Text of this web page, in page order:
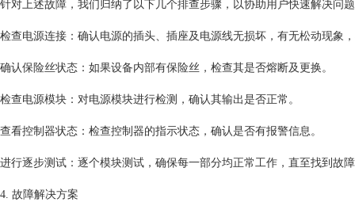
针对上述故障，我们归纳了以下几个排查步骤，以协助用户快速解决问
检查电源连接：确认电源的插头、插座及电源线无损坏，有无松动现象
确认保险丝状态：如果设备内部有保险丝，检查其是否熔断及更换。
检查电源模块：对电源模块进行检测，确认其输出是否正常。
查看控制器状态：检查控制器的指示状态，确认是否有报警信息。
进行逐步测试：逐个模块测试，确保每一部分均正常工作，直至找到故
4. 故障解决方案